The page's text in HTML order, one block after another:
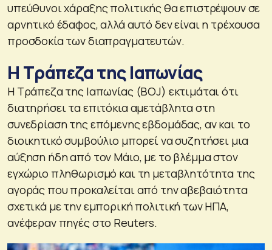
υπεύθυνοι χάραξης πολιτικής θα επιστρέψουν σε
αρνητικό έδαφος, αλλά αυτό δεν είναι η τρέχουσα
προσδοκία των διαπραγματευτών.
Η Τράπεζα της Ιαπωνίας
Η Τράπεζα της Ιαπωνίας (BOJ) εκτιμάται ότι
διατηρήσει τα επιτόκια αμετάβλητα στη
συνεδρίαση της επόμενης εβδομάδας, αν και το
διοικητικό συμβούλιο μπορεί να συζητήσει μια
αύξηση ήδη από τον Μάιο, με το βλέμμα στον
εγχώριο πληθωρισμό και τη μεταβλητότητα της
αγοράς που προκαλείται από την αβεβαιότητα
σχετικά με την εμπορική πολιτική των ΗΠΑ,
ανέφεραν πηγές στο Reuters.